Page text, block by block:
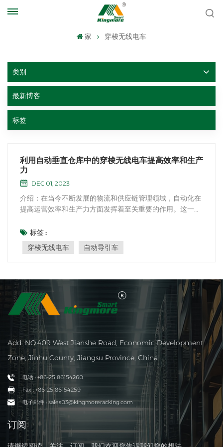
家 穿梭无线电车
类别
最新博客
标签
利用自动垂直仓库中的穿梭无线电车提高效率和生产
力
DEC 01, 2023
介绍：在当今不断发展的物流和供应链管理领域，自动化在
提高运营效率和生产力方面发挥着至关重要的作用。这一领
中。这些创新车辆彻底改变了仓库环境中货物存储、检索和
运输的方式。在这篇博文中，我们将探讨无线电穿梭车的迷
人功能和优点，以及它们如何有助于简化仓...
标签 :
穿梭无线电车
自动导引车
Add: NO.409 West Jianshe Road, Economic Development
Zone, Jinhu County, Jiangsu Province, China
电话 : +86-25 86154260
Fax : +86-25 86154259
电子邮件 : sales03@kingmoreracking.com
订阅